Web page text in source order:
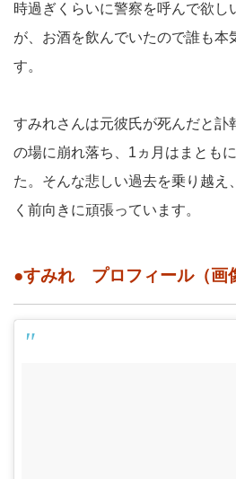
時過ぎくらいに警察を呼んで欲し
が、お酒を飲んでいたので誰も本
す。
すみれさんは元彼氏が死んだと訃
の場に崩れ落ち、1ヵ月はまとも
た。そんな悲しい過去を乗り越え
く前向きに頑張っています。
●すみれ プロフィール（画